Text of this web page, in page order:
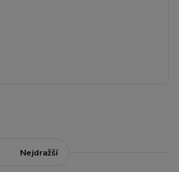
Nejdražší